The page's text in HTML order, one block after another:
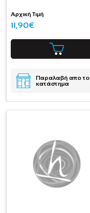
Αρχική Τιμή
11,90€
Παραλαβή απο το
κατάστημα